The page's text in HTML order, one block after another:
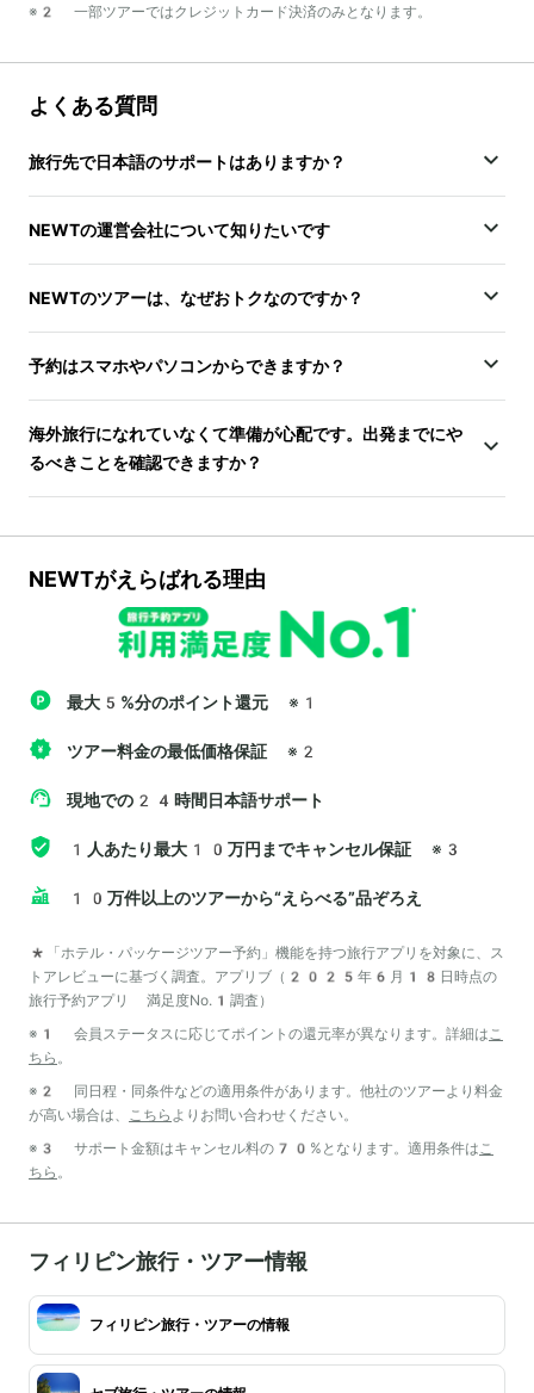
※2 一部ツアーではクレジットカード決済のみとなります。
よくある質問
旅行先で日本語のサポートはありますか？
NEWTの運営会社について知りたいです
NEWTのツアーは、なぜおトクなのですか？
予約はスマホやパソコンからできますか？
海外旅行になれていなくて準備が心配です。出発までにや
るべきことを確認できますか？
NEWTがえらばれる理由
最大5%分のポイント還元 ※1
ツアー料金の最低価格保証 ※2
現地での24時間日本語サポート
1人あたり最大10万円までキャンセル保証 ※3
10万件以上のツアーから“えらべる”品ぞろえ
*「ホテル・パッケージツアー予約」機能を持つ旅行アプリを対象に、ス
トアレビューに基づく調査。アプリブ（2025年6月18日時点の
旅行予約アプリ 満足度No.1調査）
※1 会員ステータスに応じてポイントの還元率が異なります。詳細はこ
ちら 。
※2 同日程・同条件などの適用条件があります。他社のツアーより料金
が高い場合は、 こちら よりお問い合わせください。
※3 サポート金額はキャンセル料の70%となります。適用条件はこ
ちら 。
フィリピン旅行・ツアー情報
フィリピン旅行・ツアーの情報